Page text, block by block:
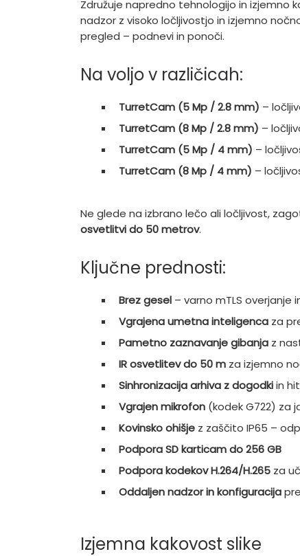
Združuje napredno tehnologijo in izjemno
nadzor z visoko ločljivostjo in izjemno
pregled – podnevi in ponoči.
Na voljo v različicah:
TurretCam (5 Mp / 2.8 mm) –
TurretCam (8 Mp / 2.8 mm) –
TurretCam (5 Mp / 4 mm) –
TurretCam (8 Mp / 4 mm) –
Ne glede na izbrano lečo ali ločljivost,
osvetlitvi do 50 metrov.
Ključne prednosti:
Brez gesel – varno mTLS
Vgrajena umetna inteligenca za
Pametno zaznavanje gibanja z
IR osvetlitev do 50 m za izjemno
Sinhronizacija arhiva z dogodkiin
Vgrajen mikrofon (kodek G722) za
Kovinsko ohišje z zaščito IP65 –
Podpora SD karticam do 256 GB
Podpora kodekov H.264/H.265 za
Oddaljen nadzor in konfiguracija
Izjemna kakovost slike